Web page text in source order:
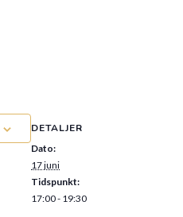
DETALJER
Dato:
17 juni
Tidspunkt:
17:00 - 19:30